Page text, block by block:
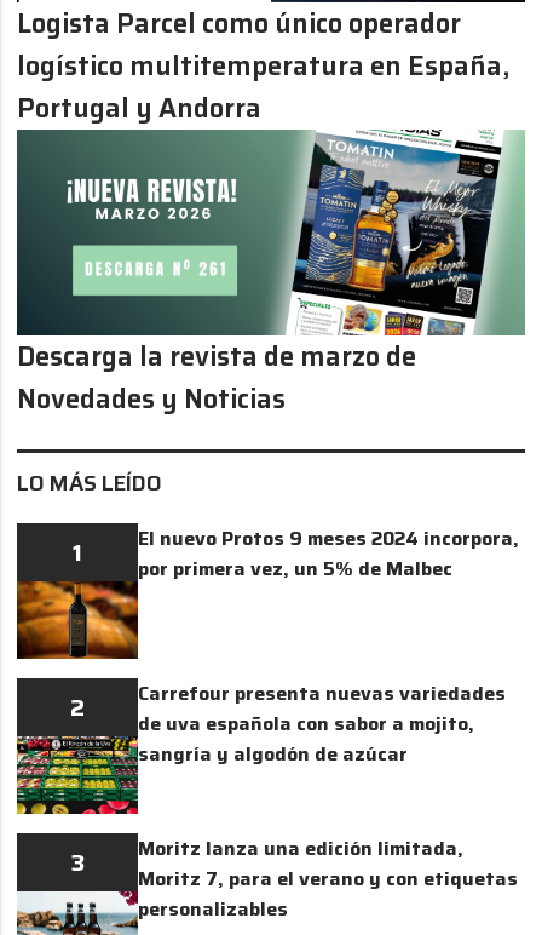
LO MÁS LEÍDO
1
El nuevo Protos 9 meses 2024 incorpora,
por primera vez, un 5% de Malbec
2
Carrefour presenta nuevas variedades
de uva española con sabor a mojito,
sangría y algodón de azúcar
3
Moritz lanza una edición limitada,
Moritz 7, para el verano y con etiquetas
personalizables
Logista Parcel como único operador
logístico multitemperatura en España,
Portugal y Andorra
Descarga la revista de marzo de
Novedades y Noticias